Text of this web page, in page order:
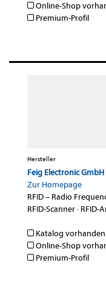
Online-Shop
Premium-Profil
Hersteller
Feig Electronic GmbH
Zur Homepage
RFID – Radio
RFID-Scanner· RFID-
Katalog vorhanden
Online-Shop
Premium-Profil